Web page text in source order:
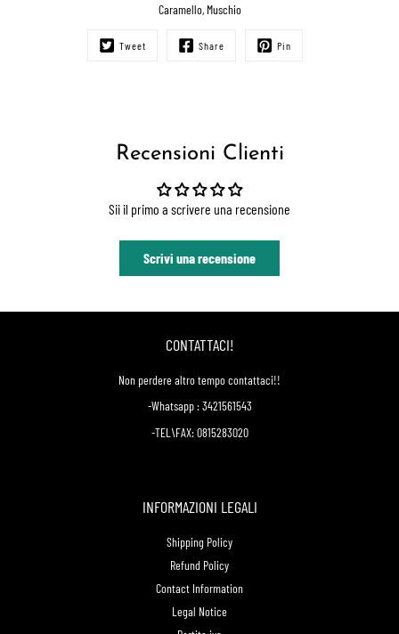
Caramello, Muschio
Tweet Share Pin
Recensioni Clienti
Sii il primo a scrivere una recensione
Scrivi una recensione
CONTATTACI!
Non perdere altro tempo contattaci!!
-Whatsapp : 3421561543
-TEL\FAX: 0815283020
INFORMAZIONI LEGALI
Shipping Policy
Refund Policy
Contact Information
Legal Notice